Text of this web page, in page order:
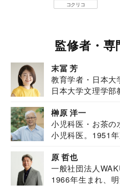
コクリコ
監修者・専
末冨 芳
教育学者・日本大
日本大学文理学
榊原 洋一
小児科医・お茶の
小児科医。1951
原 哲也
一般社団法人
JAPAN代表・言
1966年生まれ、